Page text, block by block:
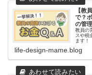
【教
で？
の管理
教員の
スや税
ます！
life-design-mame.blog